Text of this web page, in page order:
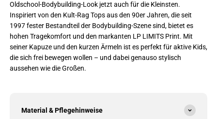
Oldschool-Bodybuilding-Look jetzt auch für die Kleinsten.
Inspiriert von den Kult-Rag Tops aus den 90er Jahren, die seit
1997 fester Bestandteil der Bodybuilding-Szene sind, bietet es
hohen Tragekomfort und den markanten LP LIMITS Print. Mit
seiner Kapuze und den kurzen Ärmeln ist es perfekt für aktive Kids,
die sich frei bewegen wollen – und dabei genauso stylisch
aussehen wie die Großen.
Material & Pflegehinweise